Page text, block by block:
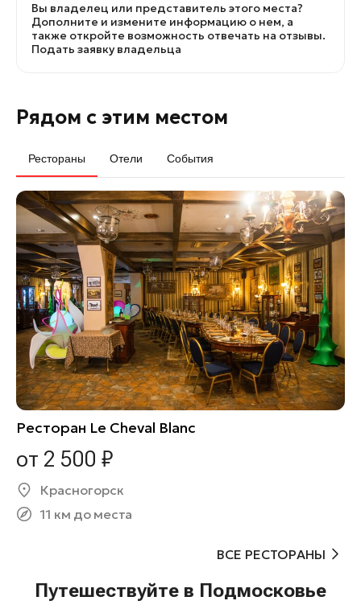
Вы владелец или представитель этого места?
Дополните и измените информацию о нем, а
также откройте возможность отвечать на отзывы.
Подать заявку владельца
Рядом с этим местом
Рестораны Отели События
Ресторан Le Cheval Blanc
от 2 500 ₽
Красногорск
11 км до места
ВСЕ РЕСТОРАНЫ
Путешествуйте в Подмосковье